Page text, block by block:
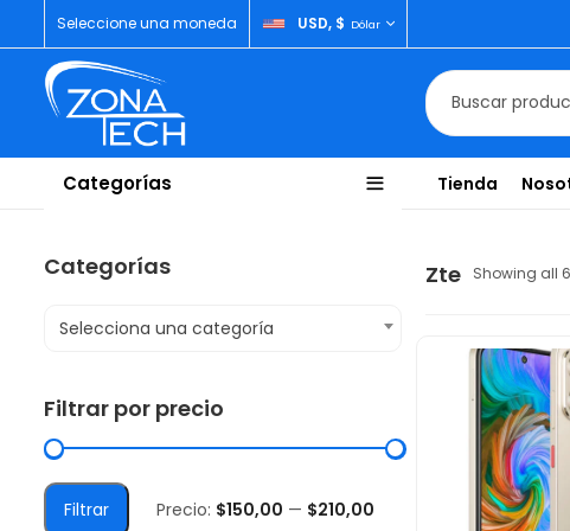
Seleccione una moneda USD, $ Dólar
Categorías Tienda
Zte Showing all
Categorías
Selecciona una categoría
Filtrar por precio
Filtrar Precio: $150,00 — $210,00